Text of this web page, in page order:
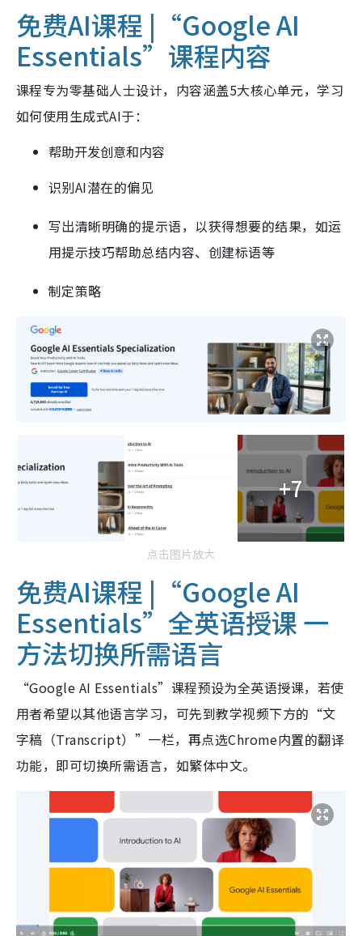
免费AI课程 |“Google AI
Essentials” 课程内容
课程专为零基础人士设计，内容涵盖5大核心单元，学习
如何使用生成式AI于：
帮助开发创意和内容
识别AI潜在的偏见
写出清晰明确的提示语，以获得想要的结果，如运
用提示技巧帮助总结内容、创建标语等
制定策略
+7
点击图片放大
免费AI课程 |“Google AI
Essentials”全英语授课 一
方法切换所需语言
“Google AI Essentials”课程预设为全英语授课，若使
用者希望以其他语言学习，可先到教学视频下方的“文
字稿（Transcript）”一栏，再点选Chrome内置的翻译
功能，即可切换所需语言，如繁体中文。